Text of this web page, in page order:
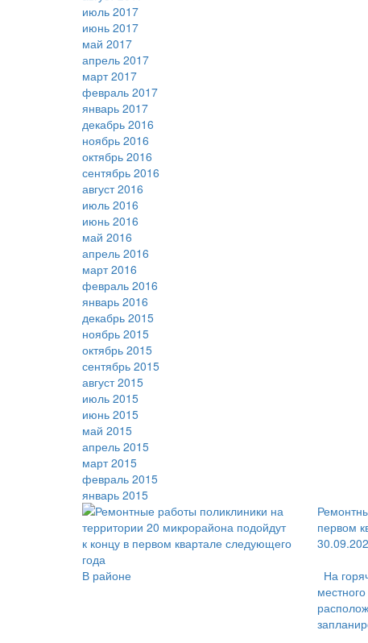
июль 2017
июнь 2017
май 2017
апрель 2017
март 2017
февраль 2017
январь 2017
декабрь 2016
ноябрь 2016
октябрь 2016
сентябрь 2016
август 2016
июль 2016
июнь 2016
май 2016
апрель 2016
март 2016
февраль 2016
январь 2016
декабрь 2015
ноябрь 2015
октябрь 2015
сентябрь 2015
август 2015
июль 2015
июнь 2015
май 2015
апрель 2015
март 2015
февраль 2015
январь 2015
В районе
первом
На